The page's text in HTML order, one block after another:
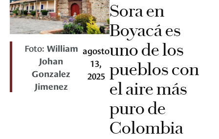
Foto: William
Johan
Gonzalez
Jimenez
agosto
13,
2025
Sora en
Boyacá es
uno de los
pueblos con
el aire más
puro de
Colombia